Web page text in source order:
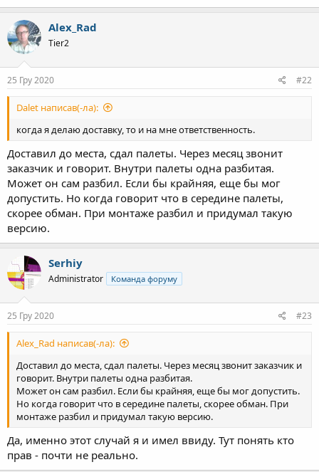
Alex_Rad
Tier2
25 Гру 2020 #22
Dalet написав(-ла):
когда я делаю доставку, то и на мне ответственность.
Доставил до места, сдал палеты. Через месяц звонит
заказчик и говорит. Внутри палеты одна разбитая.
Может он сам разбил. Если бы крайняя, еще бы мог
допустить. Но когда говорит что в середине палеты,
скорее обман. При монтаже разбил и придумал такую
версию.
Serhiy
Administrator Команда форуму
25 Гру 2020 #23
Alex_Rad написав(-ла):
Доставил до места, сдал палеты. Через месяц звонит заказчик и
говорит. Внутри палеты одна разбитая.
Может он сам разбил. Если бы крайняя, еще бы мог допустить.
Но когда говорит что в середине палеты, скорее обман. При
монтаже разбил и придумал такую версию.
Да, именно этот случай я и имел ввиду. Тут понять кто
прав - почти не реально.